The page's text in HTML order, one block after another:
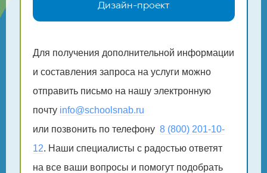
Дизайн-проект
Для получения дополнительной информации
и составления запроса на услуги можно
отправить письмо на нашу электронную
почту info@schoolsnab.ru
или позвонить по телефону 8 (800) 201-10-
12 . Наши специалисты с радостью ответят
на все ваши вопросы и помогут подобрать